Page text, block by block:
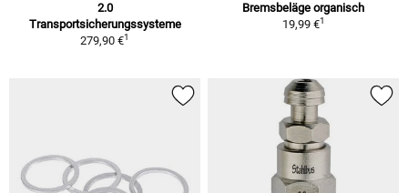
2.0
Transportsicherungssysteme
279,90 €1
Bremsbeläge organisch
19,99 €1